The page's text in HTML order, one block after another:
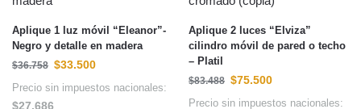
Aplique 1 luz móvil “Eleanor”-
Negro y detalle en madera
$36.758 $33.500
Precio sin impuestos nacionales:
$27.686
Aplique 2 luces “Elviza”
cilindro móvil de pared o techo
– Platil
$83.488 $75.500
Precio sin impuestos nacionales: